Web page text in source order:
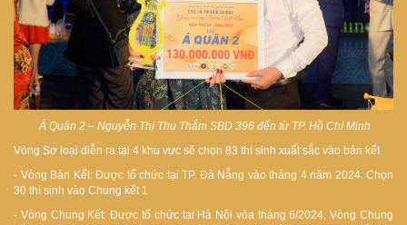
Á Quân 2 – Nguyễn Thị Thu Thắm SBD 396 đến từ TP. Hồ Chí Minh
Vòng Sơ loại diễn ra tại 4 khu vực sẽ chọn 83 thí sinh xuất sắc vào bán kết
- Vòng Bán Kết: Được tổ chức tại TP. Đà Nẵng vào tháng 4 năm 2024. Chọn
30 thí sinh vào Chung kết 1
- Vòng Chung Kết: Được tổ chức tại Hà Nội vòa tháng 6/2024. Vòng Chung